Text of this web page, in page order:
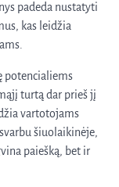
padeda nustatyti
kas leidžia
potencialiems
turtą dar prieš jį
vartotojams
šiuolaikinėje,
paiešką, bet ir